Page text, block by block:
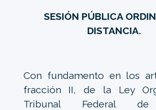
SESIÓN PÚBLICA
DISTANCIA.
Con fundamento en los
fracción II, de la Ley
Tribunal Federal de